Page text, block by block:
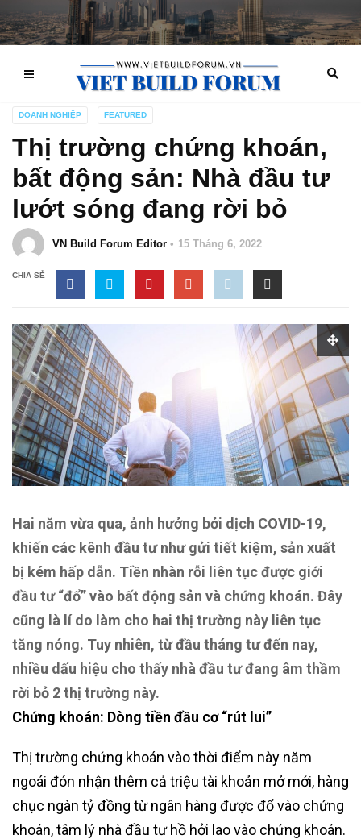
DOANH NGHIỆP FEATURED
Thị trường chứng khoán,
bất động sản: Nhà đầu tư
lướt sóng đang rời bỏ
VN Build Forum Editor 15 Tháng 6, 2022
CHIA SẺ
Hai năm vừa qua, ảnh hưởng bởi dịch COVID-19,
khiến các kênh đầu tư như gửi tiết kiệm, sản xuất
bị kém hấp dẫn. Tiền nhàn rỗi liên tục được giới
đầu tư “đổ” vào bất động sản và chứng khoán. Đây
cũng là lí do làm cho hai thị trường này liên tục
tăng nóng. Tuy nhiên, từ đầu tháng tư đến nay,
nhiều dấu hiệu cho thấy nhà đầu tư đang âm thầm
rời bỏ 2 thị trường này.
Chứng khoán: Dòng tiền đầu cơ “rút lui”
Thị trường chứng khoán vào thời điểm này năm
ngoái đón nhận thêm cả triệu tài khoản mở mới, hàng
chục ngàn tỷ đồng từ ngân hàng được đổ vào chứng
khoán, tâm lý nhà đầu tư hồ hởi lao vào chứng khoán.